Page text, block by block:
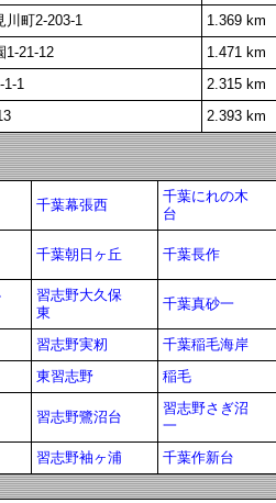
町2-203-1 1.369 km
1-21-12 1.471 km
1 2.315 km
2.393 km
千葉幕張西
千葉にれの木
台
千葉朝日ヶ丘 千葉長作
習志野大久保
東
千葉真砂一
習志野実籾 千葉稲毛海岸
東習志野 稲毛
習志野鷺沼台
習志野さぎ沼
一
習志野袖ヶ浦 千葉作新台